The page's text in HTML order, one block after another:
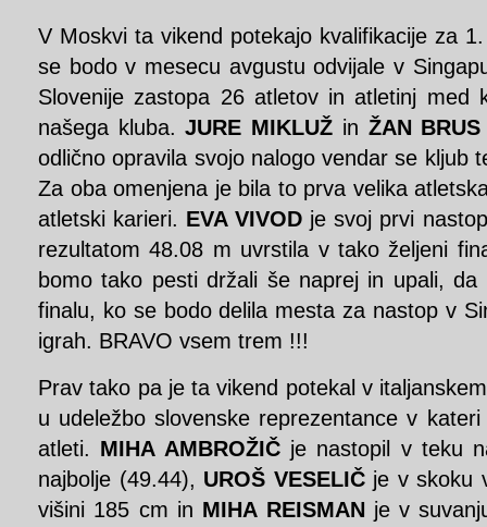
V Moskvi ta vikend potekajo kvalifikacije za
se bodo v mesecu avgustu odvijale v
Slovenije zastopa 26 atletov in atletinj med
našega kluba.JURE MIKLUŽ in ŽAN BRUS
odlično opravila svojo nalogo vendar se kljub
Za oba omenjena je bila to prva velika
atletski karieri. EVA VIVOD je svoj prvi
rezultatom 48.08 m uvrstila v tako željeni
bomo tako pesti držali še naprej in upali,
finalu, ko se bodo delila mesta za nastop v
igrah. BRAVO vsem trem !!!
Prav tako pa je ta vikend potekal v
u udeležbo slovenske reprezentance v
atleti. MIHA AMBROŽIČje nastopil v teku
najbolje (49.44), UROŠ VESELIČje v skoku
višini 185 cm in MIHA REISMAN je v